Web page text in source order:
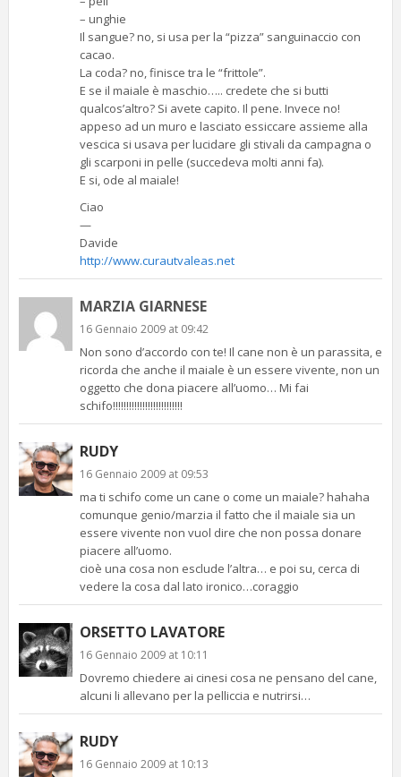
– unghie
Il sangue? no, si usa per la “pizza” sanguinaccio con
cacao.
La coda? no, finisce tra le “frittole”.
E se il maiale è maschio….. credete che si butti
qualcos’altro? Si avete capito. Il pene. Invece no!
appeso ad un muro e lasciato essiccare assieme alla
vescica si usava per lucidare gli stivali da campagna o
gli scarponi in pelle (succedeva molti anni fa).
E si, ode al maiale!
Ciao
—
Davide
http://www.curautvaleas.net
MARZIA GIARNESE
16 Gennaio 2009 at 09:42
Non sono d’accordo con te! Il cane non è un parassita, e
ricorda che anche il maiale è un essere vivente, non un
oggetto che dona piacere all’uomo… Mi fai
schifo!!!!!!!!!!!!!!!!!!!!!!!!!!
RUDY
16 Gennaio 2009 at 09:53
ma ti schifo come un cane o come un maiale? hahaha
comunque genio/marzia il fatto che il maiale sia un
essere vivente non vuol dire che non possa donare
piacere all’uomo.
cioè una cosa non esclude l’altra… e poi su, cerca di
vedere la cosa dal lato ironico…coraggio
ORSETTO LAVATORE
16 Gennaio 2009 at 10:11
Dovremo chiedere ai cinesi cosa ne pensano del cane,
alcuni li allevano per la pelliccia e nutrirsi…
RUDY
16 Gennaio 2009 at 10:13